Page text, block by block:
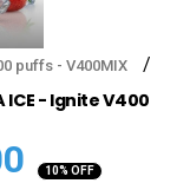
puffs - V400MIX
ICE - Ignite V400
10% OFF